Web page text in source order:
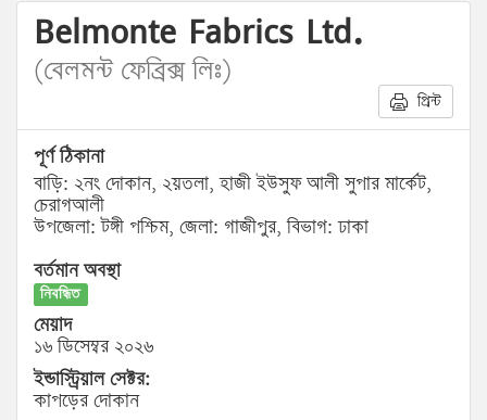
Belmonte Fabrics Ltd.
(বেলমন্ট ফেব্রিক্স লিঃ)
প্রিন্ট
পূর্ণ ঠিকানা
বাড়ি: ২নং দোকান, ২য়তলা, হাজী ইউসুফ আলী সুপার মার্কেট,
চেরাগআলী
উপজেলা: টঙ্গী পশ্চিম, জেলা: গাজীপুর, বিভাগ: ঢাকা
বর্তমান অবস্থা
নিবন্ধিত
মেয়াদ
১৬ ডিসেম্বর ২০২৬
ইন্ডাস্ট্রিয়াল সেক্টর:
কাপড়ের দোকান